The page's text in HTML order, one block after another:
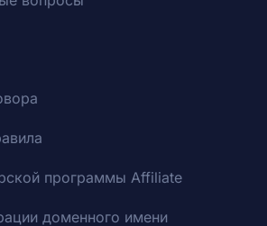
программы Affiliate
доменного имени